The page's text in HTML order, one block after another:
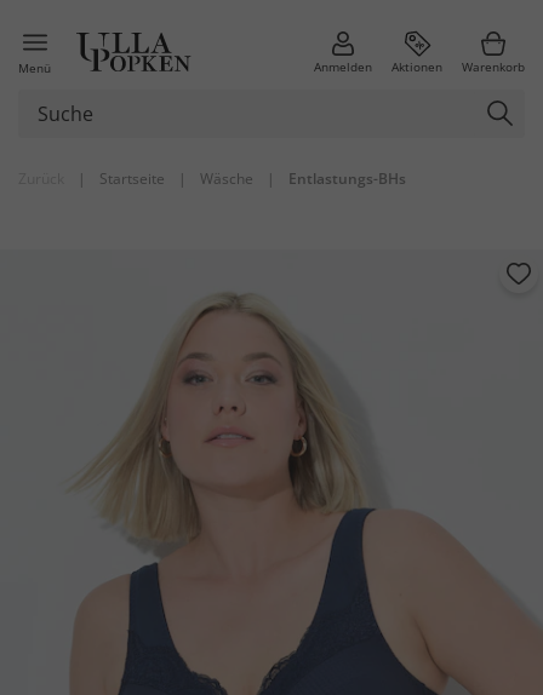
Menü Anmelden Aktionen Warenkorb
| Startseite | Wäsche | Entlastungs-BHs